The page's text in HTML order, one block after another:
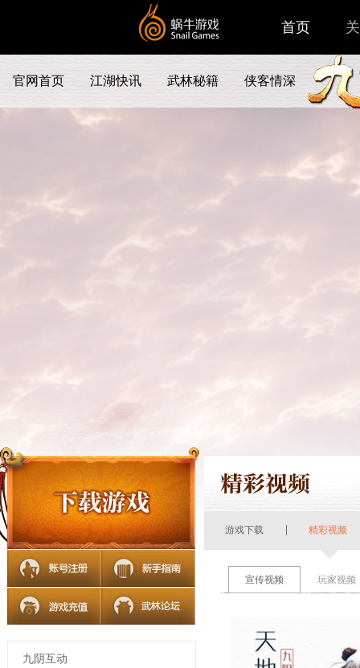
首页
官网首页 江湖快讯 武林秘籍 侠客情深
九阴互动
游戏下载 精彩视频
宣传视频 玩家视频